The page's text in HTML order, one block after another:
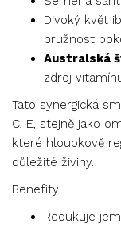
Divoký květ
pružnost
Australská
zdroj
Tato synergická
C, E, stejně jako
které hloubkově
důležité živiny.
Benefity
Redukuje